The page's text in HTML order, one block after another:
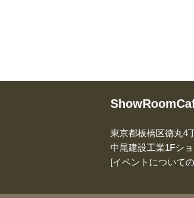
東京都板橋区徳丸4
中尾建設工業1Fシ
[イベントについて